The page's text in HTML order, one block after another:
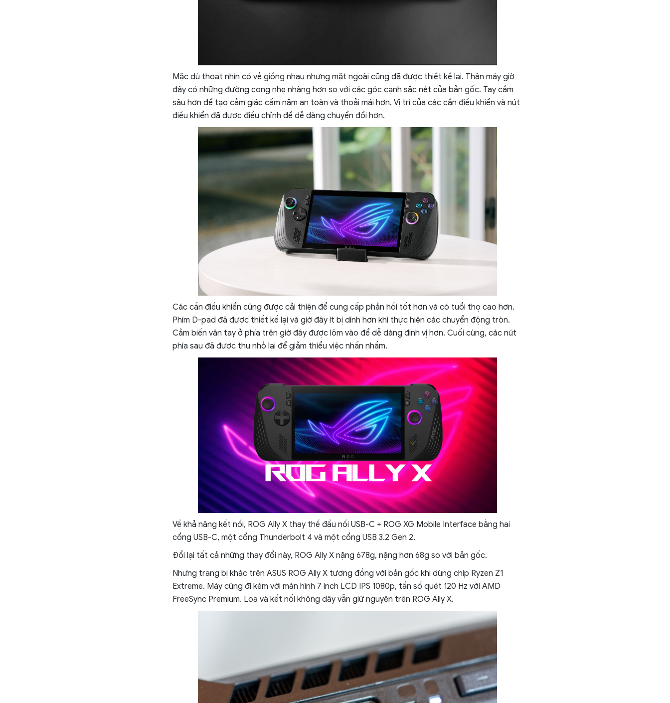
Mặc dù thoạt nhìn có vẻ giống nhau nhưng mặt ngoài cũng đã được thiết kế lại. Thân máy giờ
đây có những đường cong nhẹ nhàng hơn so với các góc cạnh sắc nét của bản gốc. Tay cầm
sâu hơn để tạo cảm giác cầm nắm an toàn và thoải mái hơn. Vị trí của các cần điều khiển và nút
điều khiển đã được điều chỉnh để dễ dàng chuyển đổi hơn.
Các cần điều khiển cũng được cải thiện để cung cấp phản hồi tốt hơn và có tuổi thọ cao hơn.
Phím D-pad đã được thiết kế lại và giờ đây ít bị dính hơn khi thực hiện các chuyển động tròn.
Cảm biến vân tay ở phía trên giờ đây được lõm vào để dễ dàng định vị hơn. Cuối cùng, các nút
phía sau đã được thu nhỏ lại để giảm thiểu việc nhấn nhầm.
Về khả năng kết nối, ROG Ally X thay thế đầu nối USB-C + ROG XG Mobile Interface bằng hai
cổng USB-C, một cổng Thunderbolt 4 và một cổng USB 3.2 Gen 2.
Đổi lại tất cả những thay đổi này, ROG Ally X nặng 678g, nặng hơn 68g so với bản gốc.
Nhưng trang bị khác trên ASUS ROG Ally X tương đồng với bản gốc khi dùng chip Ryzen Z1
Extreme. Máy cũng đi kèm với màn hình 7 inch LCD IPS 1080p, tần số quét 120 Hz với AMD
FreeSync Premium. Loa và kết nối không dây vẫn giữ nguyên trên ROG Ally X.